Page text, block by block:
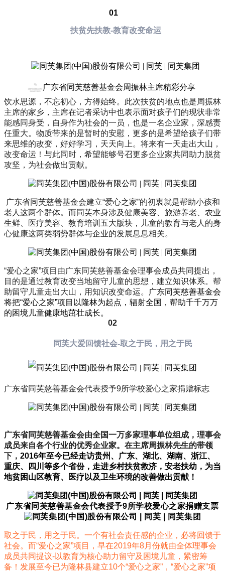
01
扶贫先扶教-教育改变命运
广东省同芙慈善基金会周振林主席精彩分享
饮水思源，不忘初心，方得始终。此次扶贫的地点也是周振林
主席的家乡，主席在记者采访中也表示面对孩子们的现状非常
能感同身受，自身作为社会的一员，也是一名企业家，深感责
任重大。物质带来的是暂时的安慰，更多的是希望给孩子们带
来思维的改变，好好学习，天天向上。将来有一天走出大山，
改变命运！与此同时，希望能够号召更多企业家共同助力脱贫
攻坚，为社会做出贡献。
广东省同芙慈善基金会建立“爱心之家”的初衷就是帮助小孩和
老人这两个群体。而同芙本身涉及健康美容、旅游养老、农业
生鲜、医疗美容、教育培训五大版块，儿童的教育与老人的身
心健康这两类弱势群体与企业的发展息息相关。
“爱心之家”项目由广东同芙慈善基金会理事会成员共同提出，
目的是通过教育改变当地留守儿童的思想，建立知识体系。帮
助留守儿童走出大山，用知识改变命运。
广东同芙慈善基金会
将把“爱心之家”项目以隆林为起点，辐射全国，帮助千千万万
的困境儿童健康地茁壮成长。
02
同芙大爱回馈社会-取之于民，用之于民
广东省同芙慈善基金会代表授予9所学校爱心之家捐赠标志
广东省同芙慈善基金会由全国一万多家理事单位组成，理事会
成员来自各个行业的优秀企业家。在主席周振林先生的带领
下， 2016年至今已经走访贵州、广东、湖北、湖南、浙江、
重庆、四川等多个省份，走进乡村扶贫救济，安老扶幼，为当
地贫困山区教育、医疗以及卫生环境的改善做出贡献！
广东省同芙慈善基金会代表授予9所学校爱心之家捐赠支票
取之于民，用之于民。一个有社会责任感的企业，必将回馈于
社会。而“爱心之家”项目，早在2019年8月份就由全体理事会
成员共同提议-以教育为核心助力留守及困境儿童，紧密筹
备！发展至今已为隆林县建立10个“爱心之家”，“爱心之家”项